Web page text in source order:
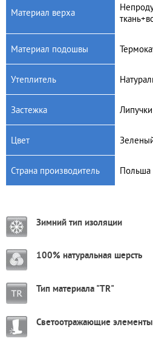
Артикул: 1530NF
Demar Furry 2 NF
610
Материал верха
Материал подошвы
Утеплитель
Застежка
Цвет
Страна производитель Польша
Зимний тип изоляции
100% натуральная шерсть
Тип материала "TR"
Светоотражающие элементы